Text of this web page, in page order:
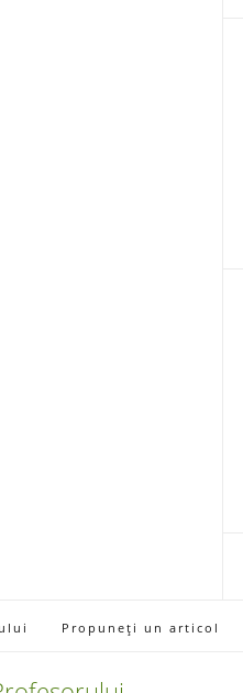
Propuneți un articol